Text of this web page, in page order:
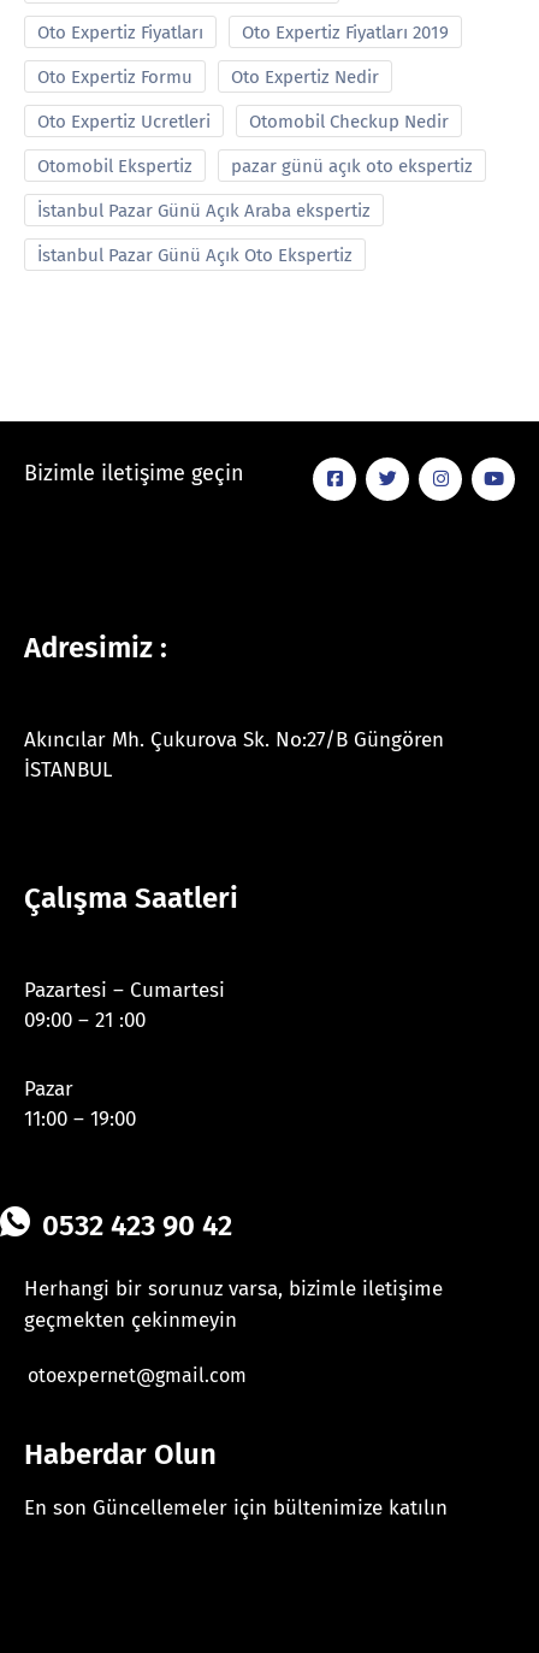
Oto Expertiz Fiyatları Oto Expertiz Fiyatları 2019
Oto Expertiz Formu Oto Expertiz Nedir
Oto Expertiz Ucretleri Otomobil Checkup Nedir
Otomobil Ekspertiz pazar günü açık oto ekspertiz
İstanbul Pazar Günü Açık Araba ekspertiz
İstanbul Pazar Günü Açık Oto Ekspertiz
Bizimle iletişime geçin
Adresimiz :
Akıncılar Mh. Çukurova Sk. No:27/B Güngören
İSTANBUL
Çalışma Saatleri
Pazartesi – Cumartesi
09:00 – 21 :00
Pazar
11:00 – 19:00
0532 423 90 42
Herhangi bir sorunuz varsa, bizimle iletişime
geçmekten çekinmeyin
otoexpernet@gmail.com
Haberdar Olun
En son Güncellemeler için bültenimize katılın